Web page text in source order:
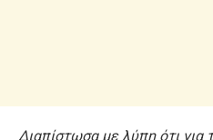
Διαπίστωσα με λύπη ότι για